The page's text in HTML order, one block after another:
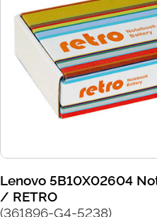
Lenovo 5B10X02604
/ RETRO
(361896-G4-5238)